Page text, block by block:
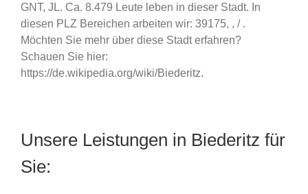
GNT, JL. Ca. 8.479 Leute leben in dieser Stadt. In
diesen PLZ Bereichen arbeiten wir: 39175, , / .
Möchten Sie mehr über diese Stadt erfahren?
Schauen Sie hier:
https://de.wikipedia.org/wiki/Biederitz.
Unsere Leistungen in Biederitz für
Sie: